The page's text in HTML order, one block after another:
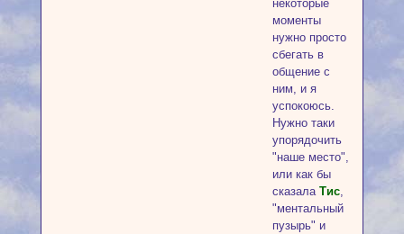
некоторые
моменты
нужно просто
сбегать в
общение с
ним, и я
успокоюсь.
Нужно таки
упорядочить
"наше место",
или как бы
сказала Тис,
"ментальный
пузырь" и